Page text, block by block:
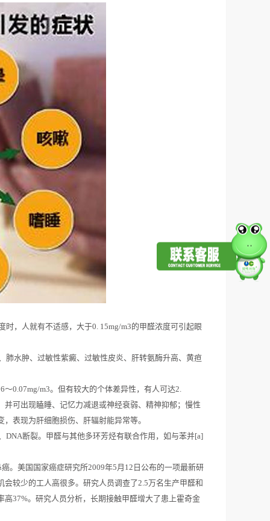
，人就有不适感，大于0. 15mg/m3的甲醛浓度可引起眼
水肿、过敏性紫癜、过敏性皮炎、肝转氨酶升高、黄疸
m3。但有较大的个体差异性，有人可达2.
可出现瞌睡、记忆力减退或神经衰弱、精神抑郁；慢性
表现为肝细胞损伤、肝辐射能异常等。
断裂。甲醛与其他多环芳烃有联合作用，如与苯并[a]
美国国家癌症研究所2009年5月12日公布的一项最新研
较少的工人高很多。研究人员调查了2.5万名生产甲醛和
37%。研究人员分析，长期接触甲醛增大了患上霍奇金